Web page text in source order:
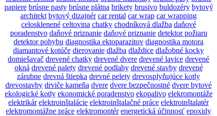
papiere brúsne pasty brúsne plátna brikety brusivo buldozéry bytový
architekt bytový dizajnér car rental car wrap car wrapping
celosklenené celtovina chatky chodníková dlažba daňové
poradenstvo daňové priznanie daňové priznanie detektor požiaru
detektor pohybu diagnostika ektoparazitov diagnostika motora
diamantové kotúče dierovanie dlažba dlaždice dlažobné kocky
domiešavač drevené chatky drevené dvere drevené lavice drevené
okná drevené palety drevené podlahy drevené stavby drevené
zárubne drevná štiepka drevné pelety drevosplyňujúce kotly
drevostavby drviče kameňa dvere dvere bezpečnostné dvere bytové
ekologické kotly ekonomické poradenstvo ekopalivo elekromontáže
elektrikár elektroinštalácie elektroinštalačné práce elektroinštalatér
elektromontážne práce elektromontér energetická účinnosť epoxidy